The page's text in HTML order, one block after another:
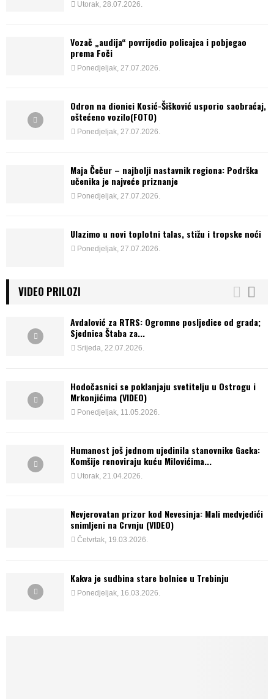
Utorak, 28.07.2026.
Vozač „audija“ povrijedio policajca i pobjegao
prema Foči
Ponedjeljak, 27.07.2026.
Odron na dionici Kosić-Šišković usporio saobraćaj,
oštećeno vozilo(FOTO)
Ponedjeljak, 27.07.2026.
Maja Čečur – najbolji nastavnik regiona: Podrška
učenika je najveće priznanje
Ponedjeljak, 27.07.2026.
Ulazimo u novi toplotni talas, stižu i tropske noći
Ponedjeljak, 27.07.2026.
VIDEO PRILOZI
Avdalović za RTRS: Ogromne posljedice od grada;
Sjednica Štaba za...
Srijeda, 22.07.2026.
Hodočasnici se poklanjaju svetitelju u Ostrogu i
Mrkonjićima (VIDEO)
Ponedjeljak, 11.05.2026.
Humanost još jednom ujedinila stanovnike Gacka:
Komšije renoviraju kuću Milovićima...
Utorak, 21.04.2026.
Nevjerovatan prizor kod Nevesinja: Mali medvjedići
snimljeni na Crvnju (VIDEO)
Četvrtak, 19.03.2026.
Kakva je sudbina stare bolnice u Trebinju
Ponedjeljak, 16.03.2026.